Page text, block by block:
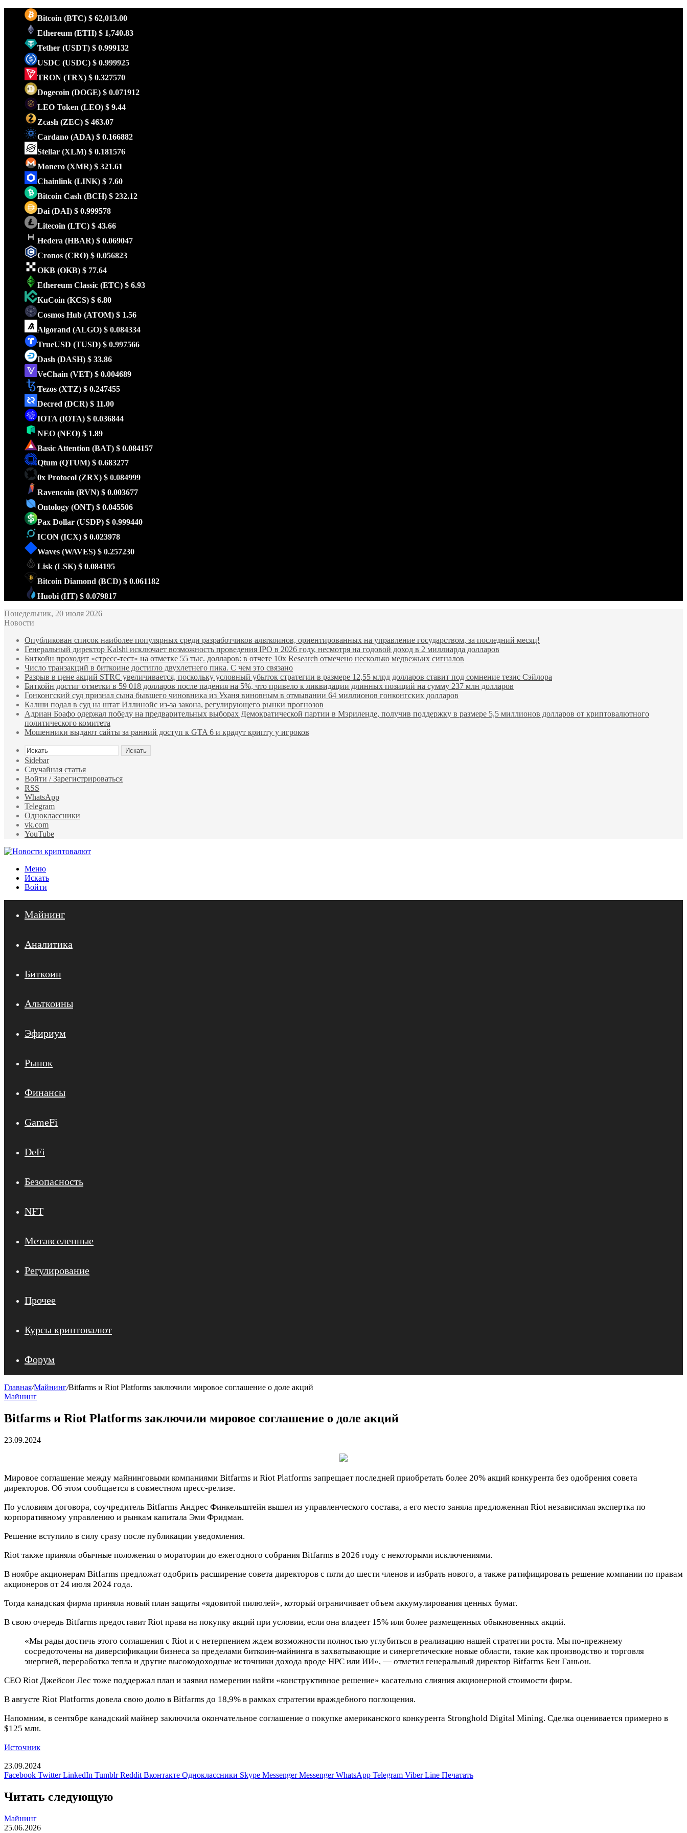
Bitcoin (BTC) $ 62,013.00
Ethereum (ETH) $ 1,740.83
Tether (USDT) $ 0.999132
USDC (USDC) $ 0.999925
TRON (TRX) $ 0.327570
Dogecoin (DOGE) $ 0.071912
LEO Token (LEO) $ 9.44
Zcash (ZEC) $ 463.07
Cardano (ADA) $ 0.166882
Stellar (XLM) $ 0.181576
Monero (XMR) $ 321.61
Chainlink (LINK) $ 7.60
Bitcoin Cash (BCH) $ 232.12
Dai (DAI) $ 0.999578
Litecoin (LTC) $ 43.66
Hedera (HBAR) $ 0.069047
Cronos (CRO) $ 0.056823
OKB (OKB) $ 77.64
Ethereum Classic (ETC) $ 6.93
KuCoin (KCS) $ 6.80
Cosmos Hub (ATOM) $ 1.56
Algorand (ALGO) $ 0.084334
TrueUSD (TUSD) $ 0.997566
Dash (DASH) $ 33.86
VeChain (VET) $ 0.004689
Tezos (XTZ) $ 0.247455
Decred (DCR) $ 11.00
IOTA (IOTA) $ 0.036844
NEO (NEO) $ 1.89
Basic Attention (BAT) $ 0.084157
Qtum (QTUM) $ 0.683277
0x Protocol (ZRX) $ 0.084999
Ravencoin (RVN) $ 0.003677
Ontology (ONT) $ 0.045506
Pax Dollar (USDP) $ 0.999440
ICON (ICX) $ 0.023978
Waves (WAVES) $ 0.257230
Lisk (LSK) $ 0.084195
Bitcoin Diamond (BCD) $ 0.061182
Huobi (HT) $ 0.079817
Понедельник, 20 июля 2026
Новости
Опубликован список наиболее популярных среди разработчиков альткоинов, ориентированных на управление государством, за последний месяц!
Генеральный директор Kalshi исключает возможность проведения IPO в 2026 году, несмотря на годовой доход в 2 миллиарда долларов
Биткойн проходит «стресс-тест» на отметке 55 тыс. долларов: в отчете 10x Research отмечено несколько медвежьих сигналов
Число транзакций в биткоине достигло двухлетнего пика. С чем это связано
Разрыв в цене акций STRC увеличивается, поскольку условный убыток стратегии в размере 12,55 млрд долларов ставит под сомнение тезис Сэйлора
Биткойн достиг отметки в 59 018 долларов после падения на 5%, что привело к ликвидации длинных позиций на сумму 237 млн долларов
Гонконгский суд признал сына бывшего чиновника из Уханя виновным в отмывании 64 миллионов гонконгских долларов
Калши подал в суд на штат Иллинойс из-за закона, регулирующего рынки прогнозов
Адриан Боафо одержал победу на предварительных выборах Демократической партии в Мэриленде, получив поддержку в размере 5,5 миллионов долларов от криптовалютного
политического комитета
Мошенники выдают сайты за ранний доступ к GTA 6 и крадут крипту у игроков
Искать
Sidebar
Случайная статья
Войти / Зарегистрироваться
RSS
WhatsApp
Telegram
Одноклассники
vk.com
YouTube
Меню
Искать
Войти
Майнинг
Аналитика
Биткоин
Альткоины
Эфириум
Рынок
Финансы
GameFi
DeFi
Безопасность
NFT
Метавселенные
Регулирование
Прочее
Курсы криптовалют
Форум
Главная/Майнинг/Bitfarms и Riot Platforms заключили мировое соглашение о доле акций
Майнинг
Bitfarms и Riot Platforms заключили мировое соглашение о доле акций
23.09.2024
Мировое соглашение между майнинговыми компаниями Bitfarms и Riot Platforms запрещает последней приобретать более 20% акций конкурента без одобрения совета
директоров. Об этом сообщается в совместном пресс-релизе.
По условиям договора, соучредитель Bitfarms Андрес Финкельштейн вышел из управленческого состава, а его место заняла предложенная Riot независимая экспертка по
корпоративному управлению и рынкам капитала Эми Фридман.
Решение вступило в силу сразу после публикации уведомления.
Riot также приняла обычные положения о моратории до ежегодного собрания Bitfarms в 2026 году с некоторыми исключениями.
В ноябре акционерам Bitfarms предложат одобрить расширение совета директоров с пяти до шести членов и избрать нового, а также ратифицировать решение компании по правам
акционеров от 24 июля 2024 года.
Тогда канадская фирма приняла новый план защиты «ядовитой пилюлей», который ограничивает объем аккумулирования ценных бумаг.
В свою очередь Bitfarms предоставит Riot права на покупку акций при условии, если она владеет 15% или более размещенных обыкновенных акций.
«Мы рады достичь этого соглашения с Riot и с нетерпением ждем возможности полностью углубиться в реализацию нашей стратегии роста. Мы по-прежнему
сосредоточены на диверсификации бизнеса за пределами биткоин-майнинга в захватывающие и синергетические новые области, такие как производство и торговля
энергией, переработка тепла и другие высокодоходные источники дохода вроде HPC или ИИ», — отметил генеральный директор Bitfarms Бен Ганьон.
CEO Riot Джейсон Лес тоже поддержал план и заявил намерении найти «конструктивное решение» касательно слияния акционерной стоимости фирм.
В августе Riot Platforms довела свою долю в Bitfarms до 18,9% в рамках стратегии враждебного поглощения.
Напомним, в сентябре канадский майнер заключила окончательное соглашение о покупке американского конкурента Stronghold Digital Mining. Сделка оценивается примерно в
$125 млн.
Источник
23.09.2024
Facebook Twitter LinkedIn Tumblr Reddit Вконтакте Одноклассники Skype Messenger Messenger WhatsApp Telegram Viber Line Печатать
Читать следующую
Майнинг
25.06.2026